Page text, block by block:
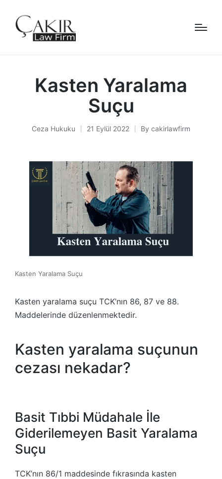
Kasten Yaralama
Suçu
Posted
Ceza Hukuku 21 Eylül 2022
Posted
By cakirlawfirm
Kasten Yaralama Suçu
Kasten yaralama suçu TCK’nın 86, 87 ve 88.
Maddelerinde düzenlenmektedir.
Kasten yaralama suçunun
cezası nekadar?
Basit Tıbbi Müdahale İle
Giderilemeyen Basit Yaralama
Suçu
TCK’nın 86/1 maddesinde fıkrasında kasten